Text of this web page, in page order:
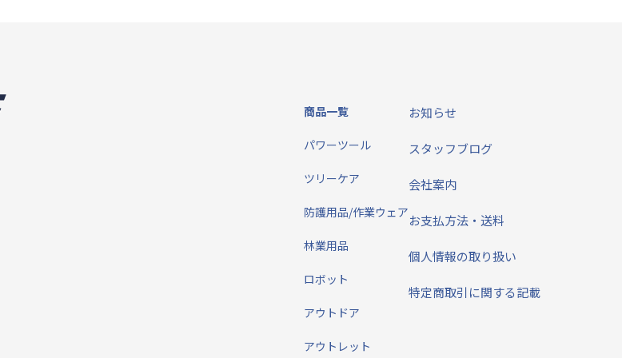
商品一覧
パワーツール
ツリーケア
防護用品/作業ウェア
林業用品
ロボット
アウトドア
アウトレット
お知らせ
スタッフブログ
会社案内
お支払方法・送料
個人情報の取り扱い
特定商取引に関する記載